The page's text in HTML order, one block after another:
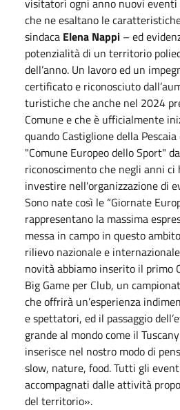
che ne esaltano le
sindaca Elena Nappi – ed
potenzialità di un territorio
dell’anno. Un lavoro ed un
certificato e riconosciuto
turistiche che anche nel 2024
Comune e che è ufficialmente
quando Castiglione della
"Comune Europeo dello Sport"
riconoscimento che negli anni ci
investire nell'organizzazione di
Sono nate così le “Giornate
rappresentano la massima
messa in campo in questo
rilievo nazionale e
novità abbiamo inserito il primo
Big Game per Club, un
che offrirà un’esperienza
e spettatori, ed il passaggio
grande al mondo come il
inserisce nel nostro modo di
slow, nature, food. Tutti gli
accompagnati dalle attività
del territorio».